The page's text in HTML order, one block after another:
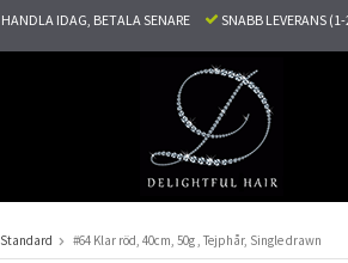
HANDLA IDAG, BETALA SENARE SNABB LEVERANS
Standard #64 Klar röd, 40cm, 50g , Tejphår, Single drawn